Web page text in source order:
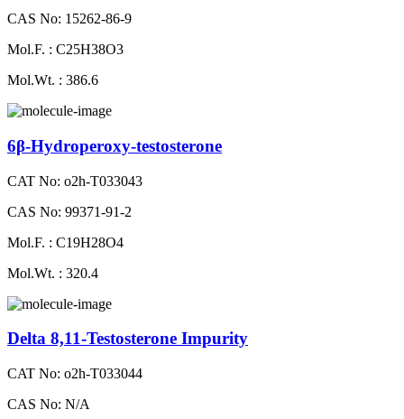
CAS No: 15262-86-9
Mol.F. : C25H38O3
Mol.Wt. : 386.6
6β-Hydroperoxy-testosterone
CAT No: o2h-T033043
CAS No: 99371-91-2
Mol.F. : C19H28O4
Mol.Wt. : 320.4
Delta 8,11-Testosterone Impurity
CAT No: o2h-T033044
CAS No: N/A